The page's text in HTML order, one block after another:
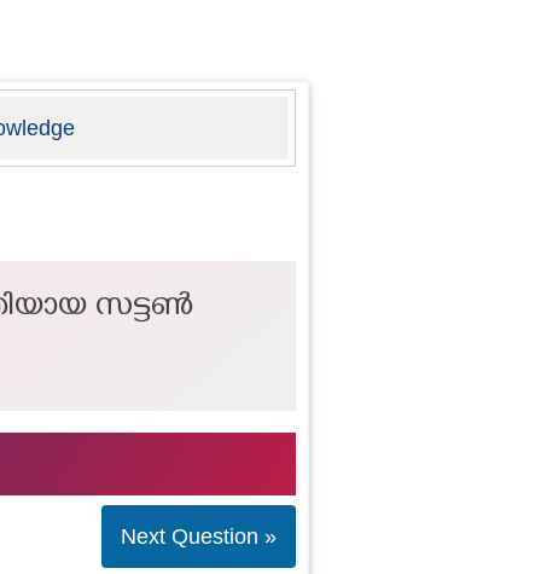
സട്ടൺ
Next Question »